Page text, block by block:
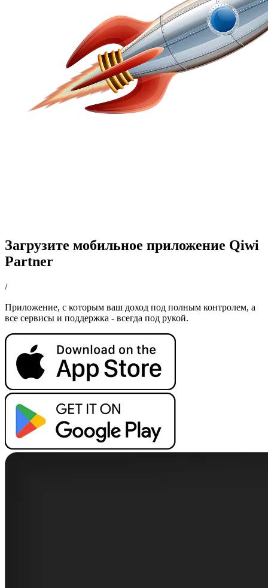
Загрузите мобильное приложение Qiwi
Partner
/
Приложение, с которым ваш доход под полным контролем, а
все сервисы и поддержка - всегда под рукой.